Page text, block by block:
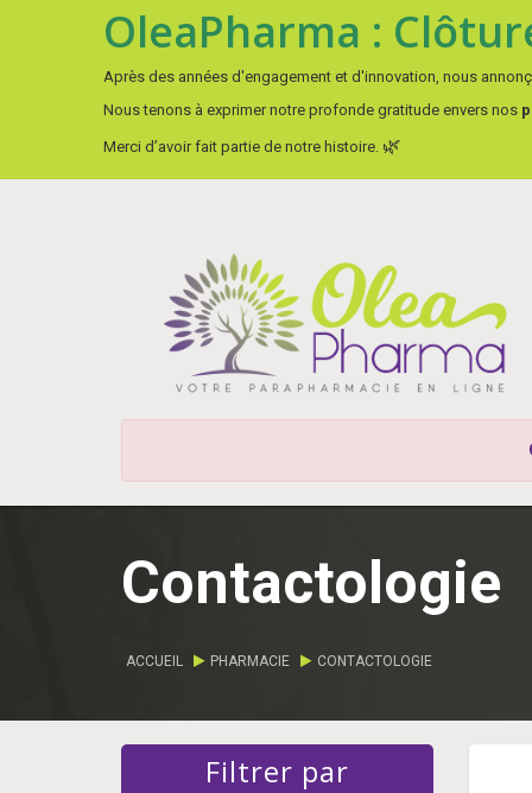
OleaPharma :
Après des années d'engagement et d'innovation, nous
Nous tenons à exprimer notre profonde gratitude envers nos
Merci d’avoir fait partie de notre histoire. 🌿
Contactologie
ACCUEIL PHARMACIE CONTACTOLOGIE
Filtrer par